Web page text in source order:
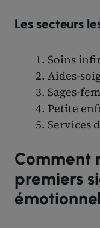
Les secteurs
Soins
Aides-
Sages-
Petite
Services
Comment
premiers